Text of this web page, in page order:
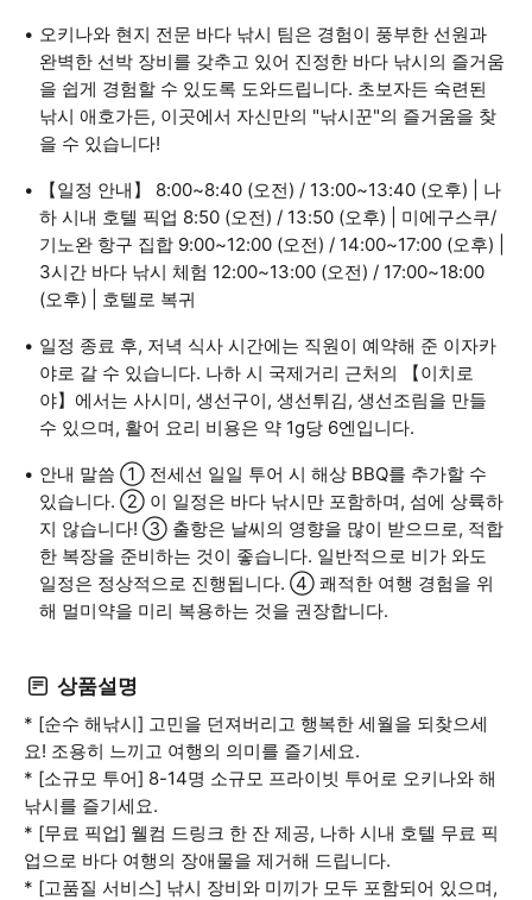
오키나와 현지 전문 바다 낚시 팀은 경험이 풍부한 선원과
완벽한 선박 장비를 갖추고 있어 진정한 바다 낚시의 즐거움
을 쉽게 경험할 수 있도록 도와드립니다. 초보자든 숙련된
낚시 애호가든, 이곳에서 자신만의 "낚시꾼"의 즐거움을 찾
을 수 있습니다!
【일정 안내】 8:00~8:40 (오전) / 13:00~13:40 (오후) | 나
하 시내 호텔 픽업 8:50 (오전) / 13:50 (오후) | 미에구스쿠/
기노완 항구 집합 9:00~12:00 (오전) / 14:00~17:00 (오후) |
3시간 바다 낚시 체험 12:00~13:00 (오전) / 17:00~18:00
(오후) | 호텔로 복귀
일정 종료 후, 저녁 식사 시간에는 직원이 예약해 준 이자카
야로 갈 수 있습니다. 나하 시 국제거리 근처의 【이치로
야】에서는 사시미, 생선구이, 생선튀김, 생선조림을 만들
수 있으며, 활어 요리 비용은 약 1g당 6엔입니다.
안내 말씀 ① 전세선 일일 투어 시 해상 BBQ를 추가할 수
있습니다. ② 이 일정은 바다 낚시만 포함하며, 섬에 상륙하
지 않습니다! ③ 출항은 날씨의 영향을 많이 받으므로, 적합
한 복장을 준비하는 것이 좋습니다. 일반적으로 비가 와도
일정은 정상적으로 진행됩니다. ④ 쾌적한 여행 경험을 위
해 멀미약을 미리 복용하는 것을 권장합니다.
상품설명
* [순수 해낚시] 고민을 던져버리고 행복한 세월을 되찾으세
요! 조용히 느끼고 여행의 의미를 즐기세요.
* [소규모 투어] 8-14명 소규모 프라이빗 투어로 오키나와 해
낚시를 즐기세요.
* [무료 픽업] 웰컴 드링크 한 잔 제공, 나하 시내 호텔 무료 픽
업으로 바다 여행의 장애물을 제거해 드립니다.
* [고품질 서비스] 낚시 장비와 미끼가 모두 포함되어 있으며,